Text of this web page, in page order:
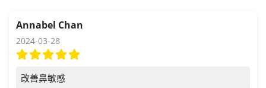
Annabel Chan
2024-03-28
改善鼻敏感